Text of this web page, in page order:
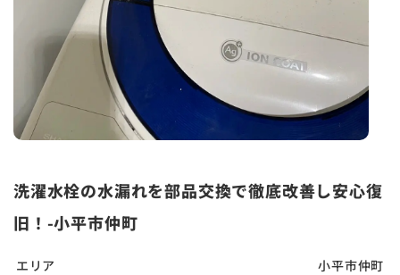
洗濯水栓の水漏れを部品交換で徹底改善し安心復
旧！-小平市仲町
エリア
小平市仲町